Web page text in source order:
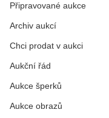
Připravované aukce
Archiv aukcí
Chci prodat v aukci
Aukční řád
Aukce šperků
Aukce obrazů